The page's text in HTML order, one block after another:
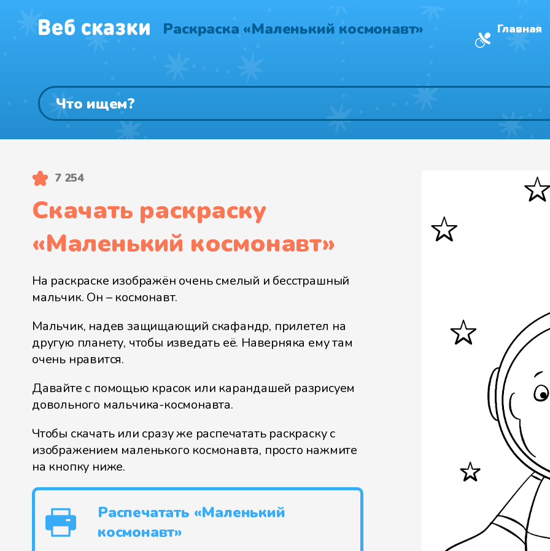
Раскраска «Маленький космонавт» Главная
7 254
Скачать раскраску
«Маленький космонавт»
На раскраске изображён очень смелый и бесстрашный
мальчик. Он – космонавт.
Мальчик, надев защищающий скафандр, прилетел на
другую планету, чтобы изведать её. Наверняка ему там
очень нравится.
Давайте с помощью красок или карандашей разрисуем
довольного мальчика-космонавта.
Чтобы скачать или сразу же распечатать раскраску с
изображением маленького космонавта, просто нажмите
на кнопку ниже.
Распечатать «Маленький
космонавт»